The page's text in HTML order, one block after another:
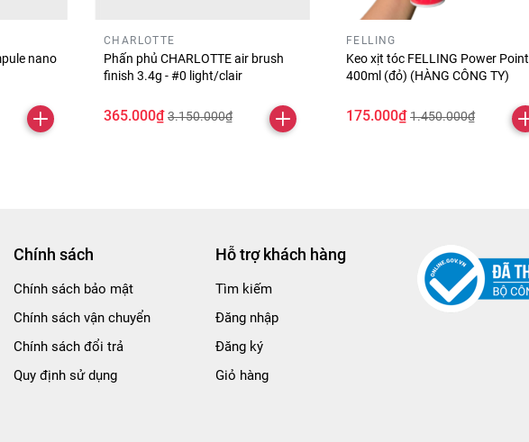
tự nhiên, che phủ nhẹ nhàng và mang lại làn da trông mịn màng hơn
nano
CHARLOTTE
Phấn phủ CHARLOTTE air brush
finish 3.4g - #0 light/clair
365.000₫ 3.150.000₫
FELLING
Keo xịt tóc FELLING Power Point
400ml (đỏ) (HÀNG CÔNG TY)
175.000₫ 1.450.000₫
Chính sách
Chính sách bảo mật
Chính sách vận chuyển
Chính sách đổi trả
Quy định sử dụng
Hỗ trợ khách hàng
Tìm kiếm
Đăng nhập
Đăng ký
Giỏ hàng